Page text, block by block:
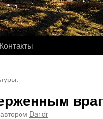
Контакты
автором Dandr